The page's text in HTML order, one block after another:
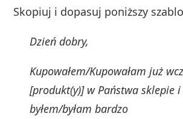
Skopiuj i dopasuj poniższy
Dzień dobry,
Kupowałem/Kupowałam już
[produkt(y)] w Państwa sklepie i
byłem/byłam bardzo